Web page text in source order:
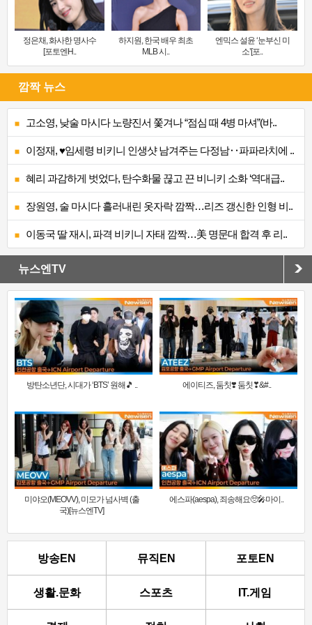
정은채, 화사한 명사수
[포토엔H..
하지원, 한국 배우 최초
MLB 시..
엔믹스 설윤 ‘눈부신 미
소’[포..
깜짝 뉴스
고소영, 낮술 마시다 노량진서 쫓겨나 “점심 때 4병 마셔”(바..
이정재, ♥임세령 비키니 인생샷 남겨주는 다정남‥파파라치에 ..
혜리 과감하게 벗었다, 탄수화물 끊고 끈 비니키 소화 ‘역대급..
장원영, 술 마시다 흘러내린 옷자락 깜짝…리즈 갱신한 인형 비..
이동국 딸 재시, 파격 비키니 자태 깜짝…美 명문대 합격 후 리..
뉴스엔TV
방탄소년단, 시대가 ‘BTS’ 원해🎵 .. 에이티즈, 둠칫❣️ 둠칫❣&#..
미야오(MEOVV), 미모가 넘사벽 (출
국)[뉴스엔TV]
에스파(aespa), 죄송해요🥺🎤마이..
방송EN 뮤직EN 포토EN
생활.문화 스포츠 IT.게임